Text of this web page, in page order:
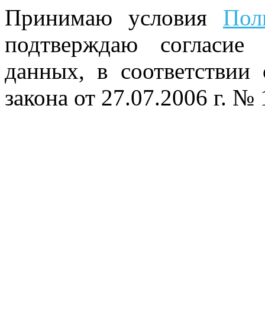
Принимаю условия
подтверждаю
данных, в
закона от 27.07.2006 г.